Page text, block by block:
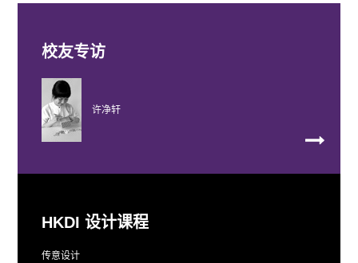
校友专访
许净轩
HKDI 设计课程
传意设计